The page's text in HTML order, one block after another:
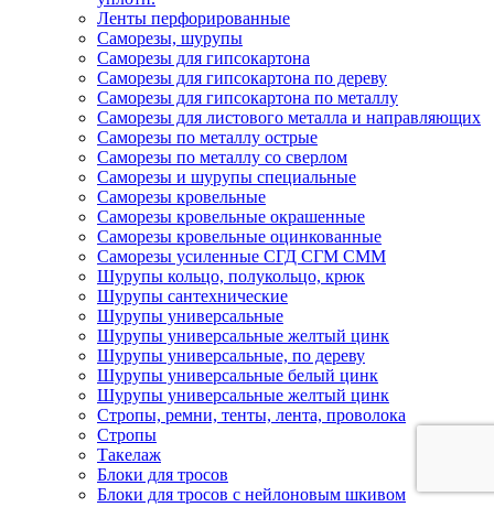
Ленты перфорированные
Саморезы, шурупы
Саморезы для гипсокартона
Саморезы для гипсокартона по дереву
Саморезы для гипсокартона по металлу
Саморезы для листового металла и направляющих
Саморезы по металлу острые
Саморезы по металлу со сверлом
Саморезы и шурупы специальные
Саморезы кровельные
Саморезы кровельные окрашенные
Саморезы кровельные оцинкованные
Саморезы усиленные СГД СГМ СММ
Шурупы кольцо, полукольцо, крюк
Шурупы сантехнические
Шурупы универсальные
Шурупы универсальные желтый цинк
Шурупы универсальные, по дереву
Шурупы универсальные белый цинк
Шурупы универсальные желтый цинк
Стропы, ремни, тенты, лента, проволока
Стропы
Такелаж
Блоки для тросов
Блоки для тросов с нейлоновым шкивом